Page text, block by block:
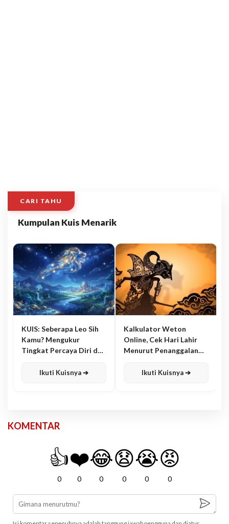
CARI TAHU
Kumpulan Kuis Menarik
KUIS: Seberapa Leo Sih
Kamu? Mengukur
Tingkat Percaya Diri dan
Ikuti Kuisnya ➔
Kalkulator Weton
Online, Cek Hari Lahir
Menurut Penanggalan
Ikuti Kuisnya ➔
KOMENTAR
👍
0
❤️
0
😂
0
😧
0
😭
0
😡
0